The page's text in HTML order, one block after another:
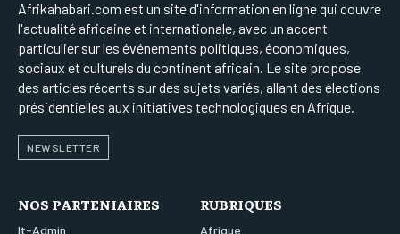
Afrikahabari.com est un site d'information en ligne qui couvre
l'actualité africaine et internationale, avec un accent
particulier sur les événements politiques, économiques,
sociaux et culturels du continent africain. Le site propose
des articles récents sur des sujets variés, allant des élections
présidentielles aux initiatives technologiques en Afrique.
NEWSLETTER
NOS PARTENIAIRES
It-Admin
RUBRIQUES
Afrique